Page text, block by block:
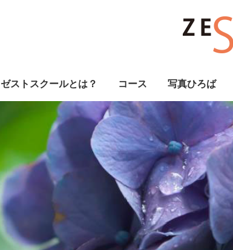
ゼストスクールとは？ コース 写真ひろば